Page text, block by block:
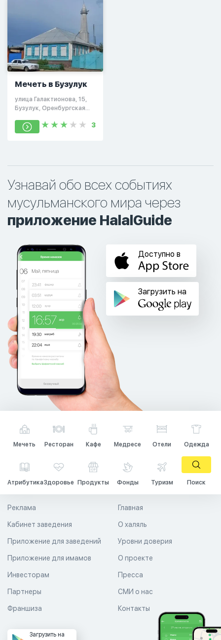
Мечеть в Бузулук
улица Галактионова, 15,
Бузулук, Оренбургская
3
Узнавай обо всех событиях
мусульманского мира через
приложение HalalGuide
Доступно в
Загрузить на
Мечеть Ресторан Кафе Медресе Отели Одежда
АтрибутикаЗдоровье Продукты Фонды Туризм Поиск
Главная
О халяль
Уровни доверия
Реклама
Кабинет заведения
Приложение для заведений
Приложение для имамов О проекте
Пресса
СМИ о нас
Контакты
Инвесторам
Партнеры
Франшиза
Загрузить на